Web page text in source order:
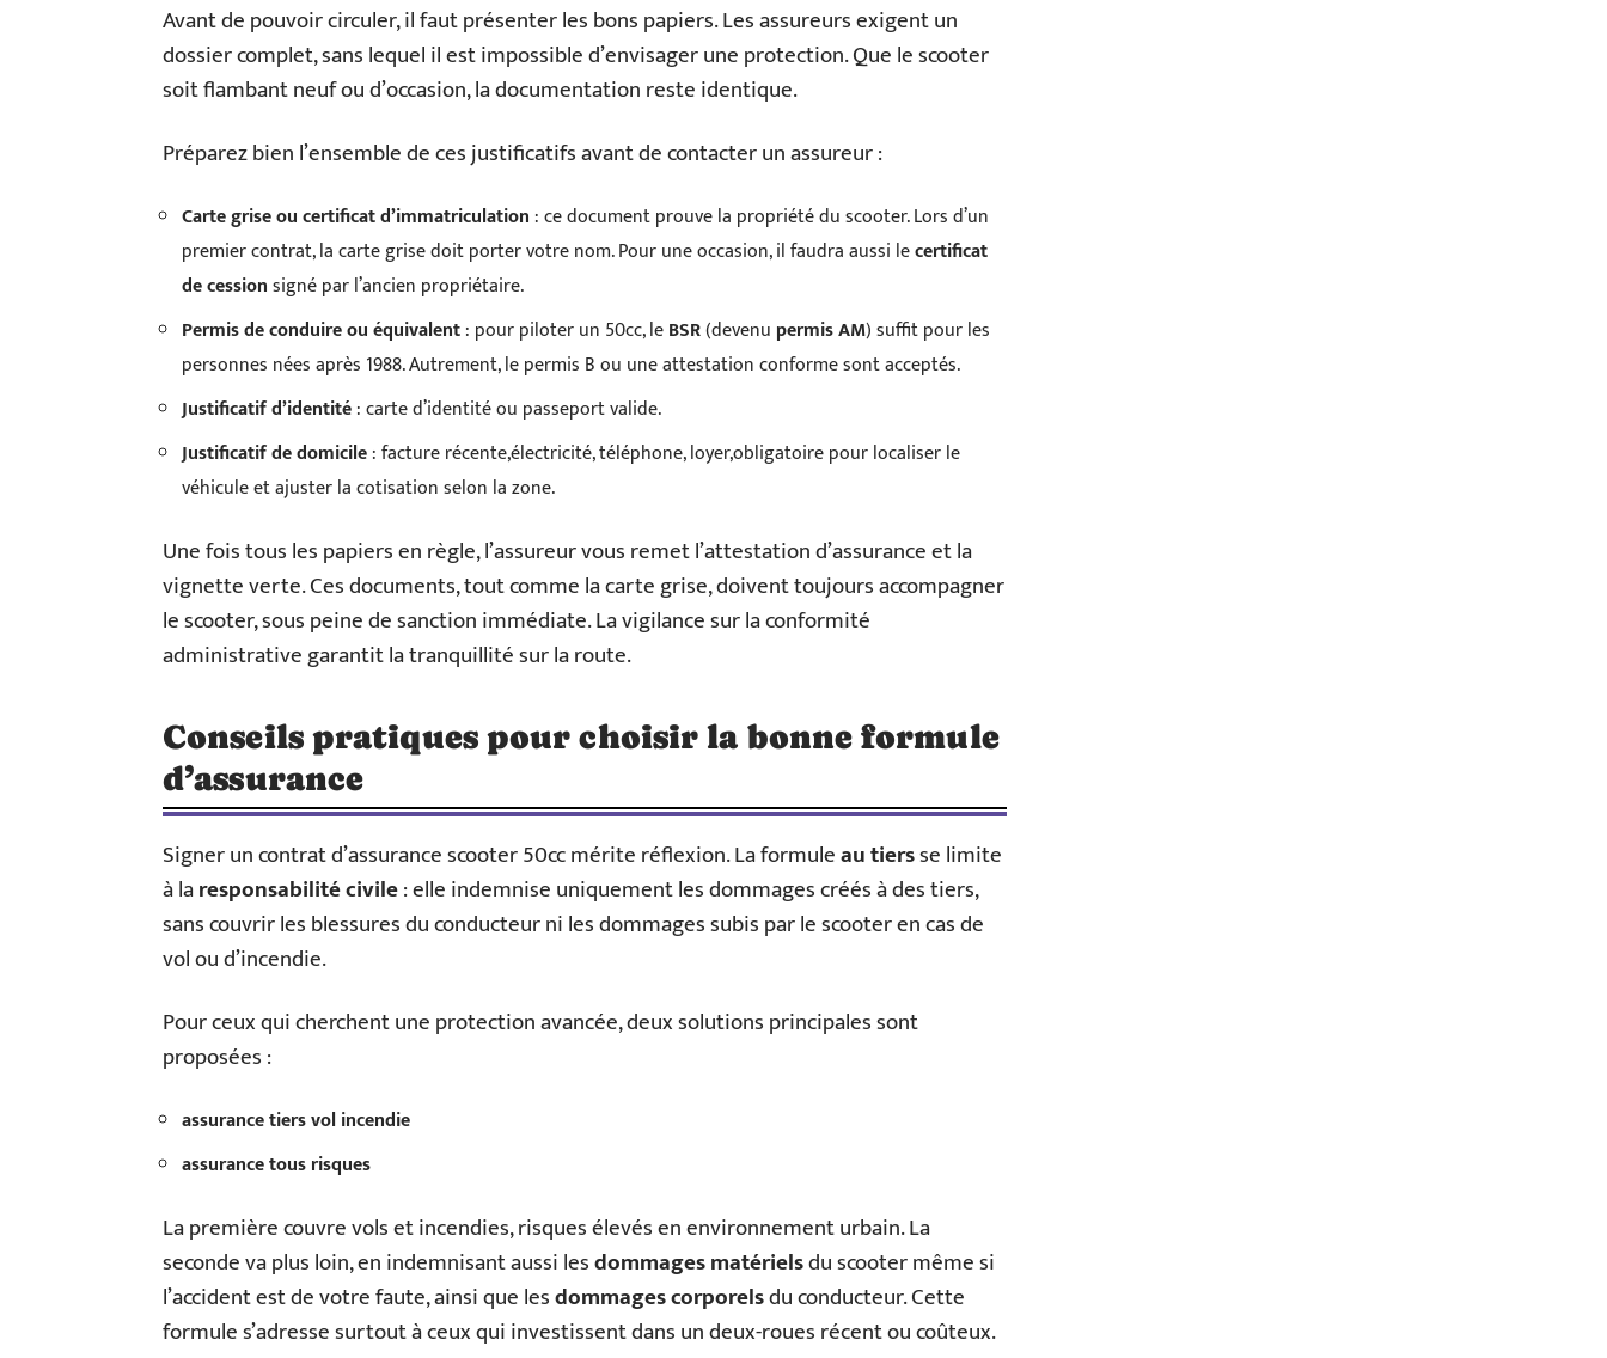
Avant de pouvoir circuler, il faut présenter les bons papiers. Les assureurs exigent un
dossier complet, sans lequel il est impossible d’envisager une protection. Que le scooter
soit flambant neuf ou d’occasion, la documentation reste identique.
Préparez bien l’ensemble de ces justificatifs avant de contacter un assureur :
Carte grise ou certificat d’immatriculation : ce document prouve la propriété du scooter. Lors d’un
premier contrat, la carte grise doit porter votre nom. Pour une occasion, il faudra aussi lecertificat
de cessionsigné par l’ancien propriétaire.
Permis de conduire ou équivalent: pour piloter un 50cc, leBSR(devenu permis AM) suffit pour les
personnes nées après 1988. Autrement, le permis B ou une attestation conforme sont acceptés.
Justificatif d’identité: carte d’identité ou passeport valide.
Justificatif de domicile: facture récente,électricité, téléphone, loyer,obligatoire pour localiser le
véhicule et ajuster la cotisation selon la zone.
Une fois tous les papiers en règle, l’assureur vous remet l’attestation d’assurance et la
vignette verte. Ces documents, tout comme la carte grise, doivent toujours accompagner
le scooter, sous peine de sanction immédiate. La vigilance sur la conformité
administrative garantit la tranquillité sur la route.
Conseils pratiques pour choisir la bonne formule
d’assurance
Signer un contrat d’assurance scooter 50cc mérite réflexion. La formuleau tiersse limite
à laresponsabilité civile: elle indemnise uniquement les dommages créés à des tiers,
sans couvrir les blessures du conducteur ni les dommages subis par le scooter en cas de
vol ou d’incendie.
Pour ceux qui cherchent une protection avancée, deux solutions principales sont
proposées :
assurance tiers vol incendie
assurance tous risques
La première couvre vols et incendies, risques élevés en environnement urbain. La
seconde va plus loin, en indemnisant aussi lesdommages matérielsdu scooter même si
l’accident est de votre faute, ainsi que lesdommages corporelsdu conducteur. Cette
formule s’adresse surtout à ceux qui investissent dans un deux-roues récent ou coûteux.